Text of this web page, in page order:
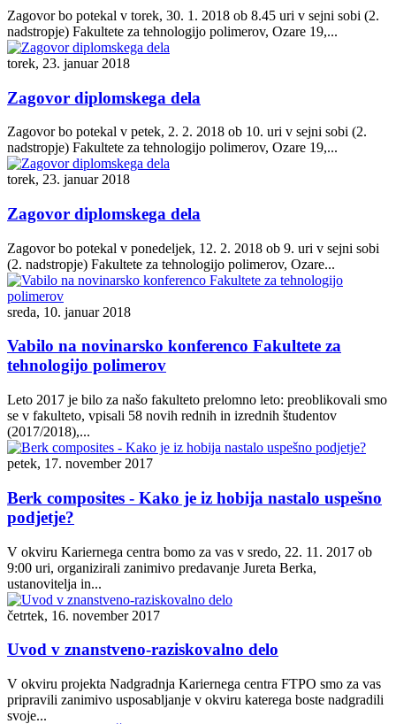
Zagovor bo potekal v torek, 30. 1. 2018 ob 8.45 uri v sejni sobi (2.
nadstropje) Fakultete za tehnologijo polimerov, Ozare 19,...
torek, 23. januar 2018
Zagovor diplomskega dela
Zagovor bo potekal v petek, 2. 2. 2018 ob 10. uri v sejni sobi (2.
nadstropje) Fakultete za tehnologijo polimerov, Ozare 19,...
torek, 23. januar 2018
Zagovor diplomskega dela
Zagovor bo potekal v ponedeljek, 12. 2. 2018 ob 9. uri v sejni sobi
(2. nadstropje) Fakultete za tehnologijo polimerov, Ozare...
sreda, 10. januar 2018
Vabilo na novinarsko konferenco Fakultete za
tehnologijo polimerov
Leto 2017 je bilo za našo fakulteto prelomno leto: preoblikovali smo
se v fakulteto, vpisali 58 novih rednih in izrednih študentov
(2017/2018),...
petek, 17. november 2017
Berk composites - Kako je iz hobija nastalo uspešno
podjetje?
V okviru Kariernega centra bomo za vas v sredo, 22. 11. 2017 ob
9:00 uri, organizirali zanimivo predavanje Jureta Berka,
ustanovitelja in...
četrtek, 16. november 2017
Uvod v znanstveno-raziskovalno delo
V okviru projekta Nadgradnja Kariernega centra FTPO smo za vas
pripravili zanimivo usposabljanje v okviru katerega boste nadgradili
svoje...